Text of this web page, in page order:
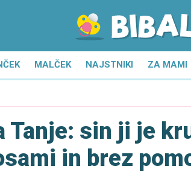
MALČEK NAJSTNIKI ZA MAMI
Tanje: sin ji je
in brez